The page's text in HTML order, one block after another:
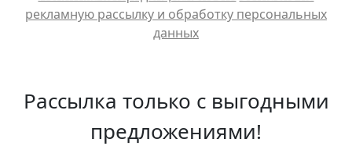
рекламную рассылку и обработку персональных
данных
Рассылка только с выгодными
предложениями!